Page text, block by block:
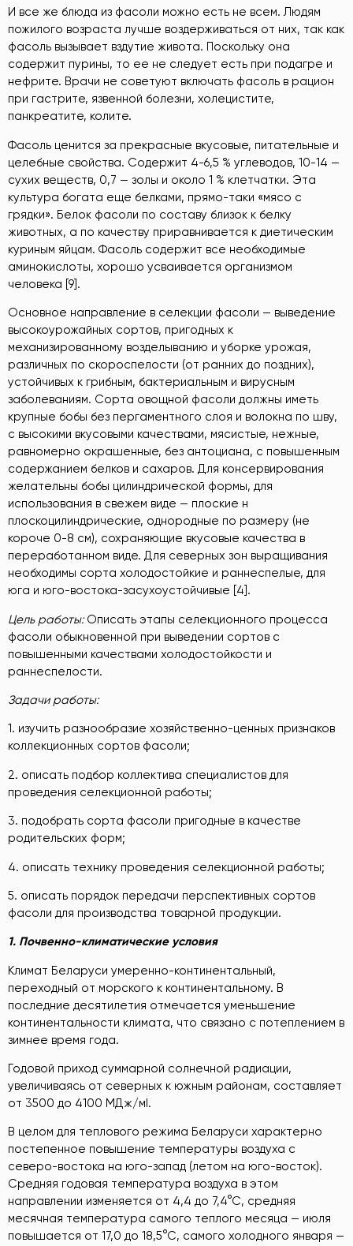
И все же блюда из фасоли можно есть не всем. Людям
пожилого возраста лучше воздерживаться от них, так как
фасоль вызывает вздутие живота. Поскольку она
содержит пурины, то ее не следует есть при подагре и
нефрите. Врачи не советуют включать фасоль в рацион
при гастрите, язвенной болезни, холецистите,
панкреатите, колите.
Фасоль ценится за прекрасные вкусовые, питательные и
целебные свойства. Содержит 4-6,5 % углеводов, 10-14 —
сухих веществ, 0,7 — золы и около 1 % клетчатки. Эта
культура богата еще белками, прямо-таки «мясо с
грядки». Белок фасоли по составу близок к белку
животных, а по качеству приравнивается к диетическим
куриным яйцам. Фасоль содержит все необходимые
аминокислоты, хорошо усваивается организмом
человека [9].
Основное направление в селекции фасоли — выведение
высокоурожайных сортов, пригодных к
механизированному возделыванию и уборке урожая,
различных по скороспелости (от ранних до поздних),
устойчивых к грибным, бактериальным и вирусным
заболеваниям. Сорта овощной фасоли должны иметь
крупные бобы без пергаментного слоя и волокна по шву,
с высокими вкусовыми качествами, мясистые, нежные,
равномерно окрашенные, без антоциана, с повышенным
содержанием белков и сахаров. Для консервирования
желательны бобы цилиндрической формы, для
использования в свежем виде — плоские н
плоскоцилиндрические, однородные по paзмepy (не
короче 0-8 см), сохраняющие вкусовые качества в
переработанном виде. Для северных зон выращивания
необходимы сорта холодостойкие и раннеспелые, для
юга и юго-востока-засухоустойчивые [4].
Цель работы:Описать этапы селекционного процесса
фасоли обыкновенной при выведении сортов с
повышенными качествами холодостойкости и
раннеспелости.
Задачи работы:
1. изучить разнообразие хозяйственно-ценных признаков
коллекционных сортов фасоли;
2. описать подбор коллектива специалистов для
проведения селекционной работы;
3. подобрать сорта фасоли пригодные в качестве
родительских форм;
4. описать технику проведения селекционной работы;
5. описать порядок передачи перспективных сортов
фасоли для производства товарной продукции.
1. Почвенно-климатические условия
Климат Беларуси умеренно-континентальный,
переходный от морского к континентальному. В
последние десятилетия отмечается уменьшение
континентальности климата, что связано с потеплением в
зимнее время года.
Годовой приход суммарной солнечной радиации,
увеличиваясь от северных к южным районам, составляет
от 3500 до 4100 МДж/мІ.
В целом для теплового режима Беларуси характерно
постепенное повышение температуры воздуха с
северо-востока на юго-запад (летом на юго-восток).
Средняя годовая температура воздуха в этом
направлении изменяется от 4,4 до 7,4°С, средняя
месячная температура самого теплого месяца — июля
повышается от 17,0 до 18,5°С, самого холодного января —